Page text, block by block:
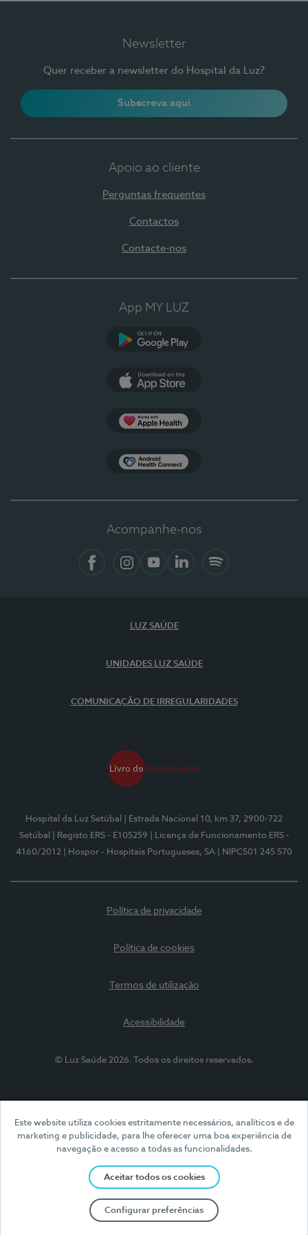
Este website utiliza cookies estritamente necessários, analíticos e de
marketing e publicidade, para lhe oferecer uma boa experiência de
navegação e acesso a todas as funcionalidades.
Aceitar todos os cookies
Configurar preferências
Newsletter
Quer receber a newsletter do Hospital da Luz?
Subscreva aqui
Apoio ao cliente
Perguntas frequentes
Contactos
Contacte-nos
App MY LUZ
Acompanhe-nos
LUZ SAÚDE
UNIDADES LUZ SAÚDE
COMUNICAÇÃO DE IRREGULARIDADES
Hospital da Luz Setúbal
| Estrada Nacional 10, km 37, 2900-722
Setúbal
| Registo ERS - E105259
| Licença de Funcionamento ERS -
4160/2012
| Hospor - Hospitais Portugueses, SA | NIPC501 245 570
Política de privacidade
Política de cookies
Termos de utilização
Acessibilidade
© Luz Saúde 2026. Todos os direitos reservados.